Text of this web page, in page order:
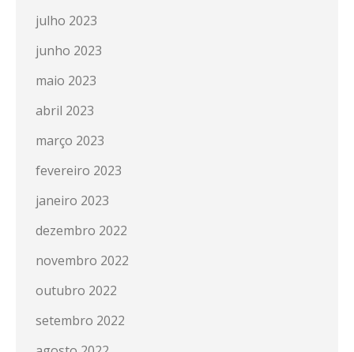
julho 2023
junho 2023
maio 2023
abril 2023
março 2023
fevereiro 2023
janeiro 2023
dezembro 2022
novembro 2022
outubro 2022
setembro 2022